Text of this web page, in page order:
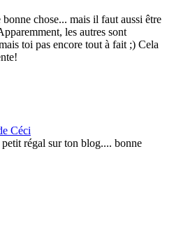
bonne chose... mais il faut aussi être
les autres sont
toi pas encore tout à fait ;) Cela
Céci
régal sur ton blog.... bonne